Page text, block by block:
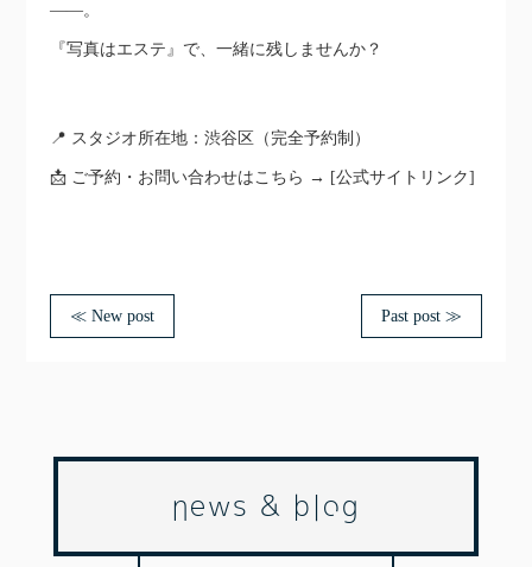
――。
『写真はエステ』で、一緒に残しませんか？
📍 スタジオ所在地：渋谷区（完全予約制）
📩 ご予約・お問い合わせはこちら → [公式サイトリンク]
≪ New post Past post ≫
news & blog